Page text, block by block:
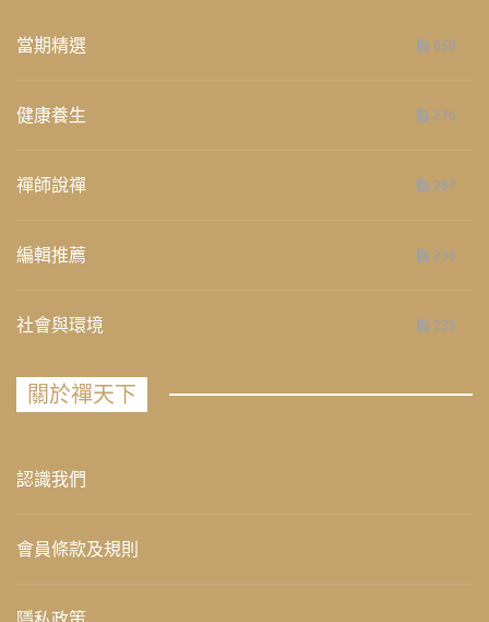
當期精選 658
健康養生 276
禪師說禪 267
編輯推薦 236
社會與環境 235
關於禪天下
認識我們
會員條款及規則